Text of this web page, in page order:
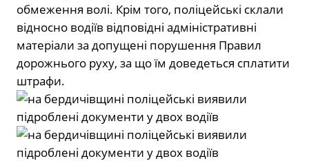
обмеження волі. Крім того, поліцейські склали
відносно водіїв відповідні адміністративні
матеріали за допущені порушення Правил
дорожнього руху, за що їм доведеться сплатити
штрафи.